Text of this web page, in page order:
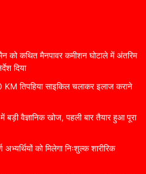
को कथित मैनपावर कमीशन घोटाले में अंतरिम
दिया
तिपहिया साइकिल चलाकर इलाज कराने
बड़ी वैज्ञानिक खोज, पहली बार तैयार हुआ पूरा
अभ्यर्थियों को मिलेगा निःशुल्क शारीरिक